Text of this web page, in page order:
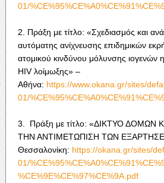
01/
2. Πράξη με τίτλο: «Σχεδιασμός και
αυτόματης ανίχνευσης επιδημικών
ατομικού κινδύνου μόλυνσης ιογενών
HIV λοίμωξης» –
Αθήνα: https://www.okana.gr/sites/
01/
3. Πράξη με τίτλο: «ΔΙΚΤΥΟ ΔΟΜΩΝ
ΤΗΝ ΑΝΤΙΜΕΤΩΠΙΣΗ ΤΩΝ
Θεσσαλονίκη: https://okana.gr/sites/
01/
%CE%9E%CE%97%CE%9A.pdf